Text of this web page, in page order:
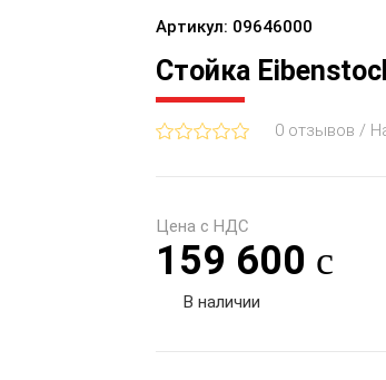
Артикул: 09646000
Стойка
0 отзывов /
Цена с НДС
159 600
В наличии